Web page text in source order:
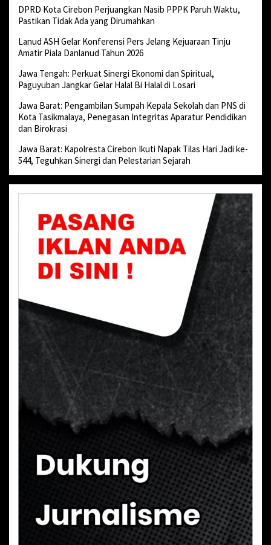
DPRD Kota Cirebon Perjuangkan Nasib PPPK Paruh Waktu,
Pastikan Tidak Ada yang Dirumahkan
Lanud ASH Gelar Konferensi Pers Jelang Kejuaraan Tinju
Amatir Piala Danlanud Tahun 2026
Jawa Tengah: Perkuat Sinergi Ekonomi dan Spiritual,
Paguyuban Jangkar Gelar Halal Bi Halal di Losari
Jawa Barat: Pengambilan Sumpah Kepala Sekolah dan PNS di
Kota Tasikmalaya, Penegasan Integritas Aparatur Pendidikan
dan Birokrasi
Jawa Barat: Kapolresta Cirebon Ikuti Napak Tilas Hari Jadi ke-
544, Teguhkan Sinergi dan Pelestarian Sejarah